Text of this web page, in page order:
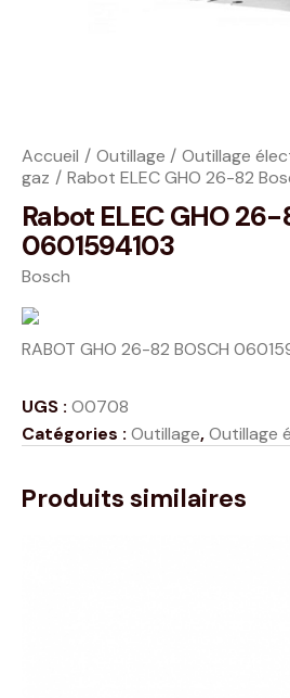
Accueil Outillage
Outillage
gaz
Rabot ELEC GHO 26-82
Rabot ELEC GHO
0601594103
Bosch
RABOT GHO 26-82 BOSCH
UGS : O0708
Catégories : Outillage,Outillage
Produits similaires